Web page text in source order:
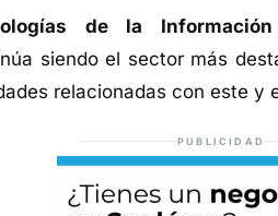
de la Información
siendo el sector más
relacionadas con este y
PUBLICIDAD